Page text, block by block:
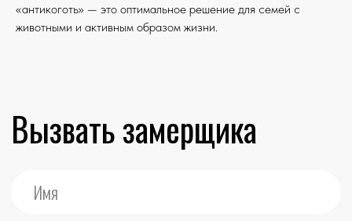
«антикоготь» — это оптимальное решение для семей с
животными и активным образом жизни.